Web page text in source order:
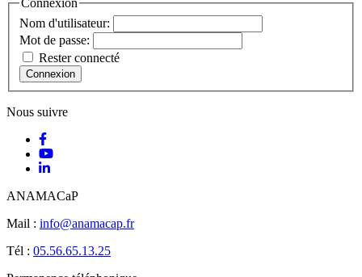
Connexion
Nom d'utilisateur:
Mot de passe:
Rester connecté
Connexion
Nous suivre
ANAMACaP
Mail : info@anamacap.fr
Tél : 05.56.65.13.25